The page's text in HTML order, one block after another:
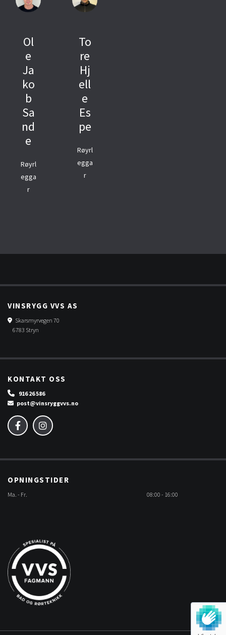
Ol
e
Ja
ko
b
Sa
nd
e
Røyrl
egga
r
To
re
Hj
ell
e
Es
pe
Røyrl
egga
r
VINSRYGG VVS AS
 Skarsmyrvegen 70
6783 Stryn
KONTAKT OSS
 916 26 586
 post@vinsryggvvs.no
OPNINGSTIDER
Ma. - Fr. 08:00 - 16:00